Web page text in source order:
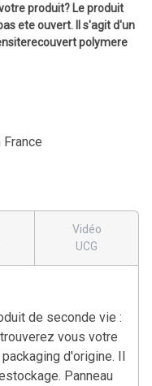
produit? Le produit
ete ouvert. Il s'agit d'un
polymere
Vidéo
UCG
de seconde vie :
vous votre
d'origine. Il
Panneau